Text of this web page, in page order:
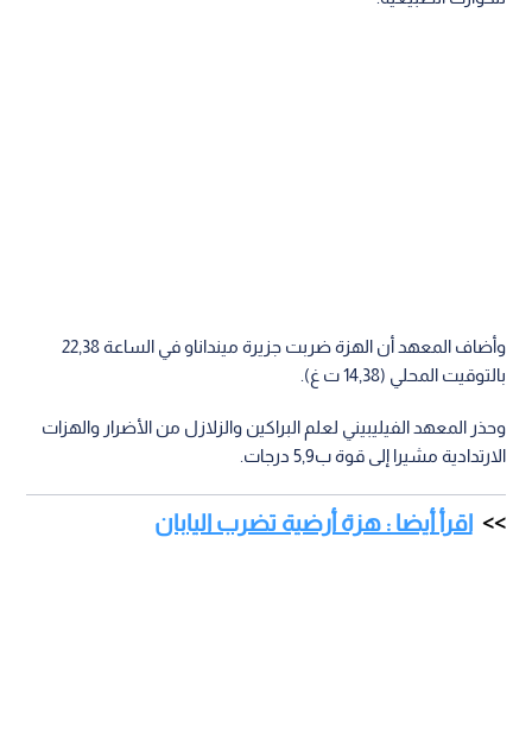
وأضاف المعهد أن الهزة ضربت جزيرة مينداناو في الساعة 22,38
بالتوقيت المحلي (14,38 ت غ).
وحذر المعهد الفيليبيني لعلم البراكين والزلازل من الأضرار والهزات
الارتدادية مشيرا إلى قوة ب5,9 درجات.
اقرأ أيضا : هزة أرضية تضرب اليابان